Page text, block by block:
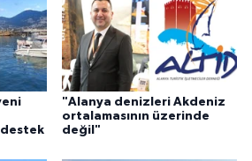
destek
"Alanya denizleri Akdeniz
ortalamasının üzerinde
değil"